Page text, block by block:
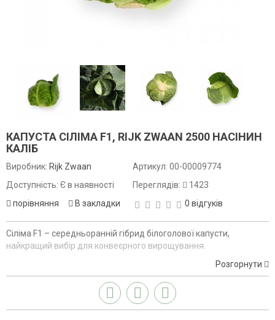
КАПУСТА СІЛІМА F1, RIJK ZWAAN 2500 НАСІНИН
КАЛІБ
Виробник: Rijk Zwaan
Доступність: Є в наявності
порівняння
В закладки
Артикул: 00-00009774
Переглядів:
1423
0 відгуків
Сіліма F1 – середньоранній гібрид білоголової капусти,
найкращий вибір для конвеєрного вирощування.
Розгорнути